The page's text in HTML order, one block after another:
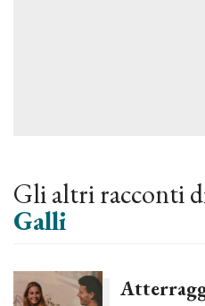
Gli altri racconti
Galli